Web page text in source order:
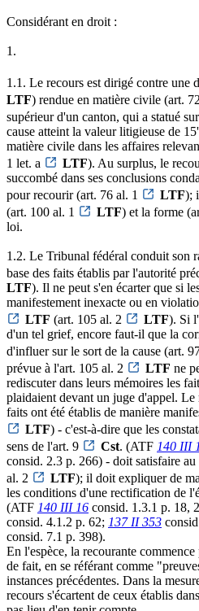
Considérant en droit :
1.
1.1. Le recours est dirigé contre une
LTF) rendue en matière civile (art.
supérieur d'un canton, qui a statué
cause atteint la valeur litigieuse de
matière civile dans les affaires
1 let. a
LTF). Au surplus, le
succombé dans ses conclusions
pour recourir (art. 76 al. 1
LTF);
(art. 100 al. 1
LTF) et la forme
loi.
1.2. Le Tribunal fédéral conduit son
base des faits établis par l'autorité
LTF). Il ne peut s'en écarter que si
manifestement inexacte ou en
LTF (art. 105 al. 2 LTF). Si
d'un tel grief, encore faut-il que la
d'influer sur le sort de la cause (art.
prévue à l'art. 105 al. 2
LTF ne
rediscuter dans leurs mémoires les
plaidaient devant un juge d'appel.
faits ont été établis de manière
LTF) - c'est-à-dire que les
sens de l'art. 9
Cst. (ATF 140 III
consid. 2.3 p. 266) - doit satisfaire
al. 2
LTF); il doit expliquer de
les conditions d'une rectification de
(ATF 140 III 16 consid. 1.3.1 p. 18,
consid. 4.1.2 p. 62; 137 II 353
consid. 7.1 p. 398).
En l'espèce, la recourante
de fait, en se référant comme
instances précédentes. Dans la
recours s'écartent de ceux établis